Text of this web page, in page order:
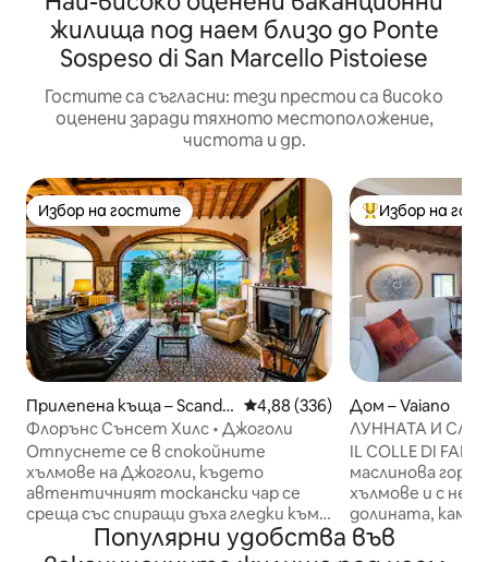
жилища под наем близо до Ponte
Sospeso di San Marcello Pistoiese
Гостите са съгласни: тези престои са високо
оценени заради тяхното местоположение,
чистота и др.
Избор на гостите
Избор на гостите
Прилепена къща – Scandic
ci
Средна оценка: 4,88 от 5,
4,88 (336)
Флорънс Сънсет Хилс • Джоголи
Отпуснете се в спокойните
хълмове на Джоголи, където
автентичният тоскански чар се
среща със спиращи дъха гледки към
Флоренция. Само на 15 минути от
центъра на града и провинцията
Най-популярен
Избор на
Дом – Vaiano
ЛУННАТА И
Флоренция
IL COLLE DI
маслинова
хълмове и с
долината,
забележително
няколко
Популярни удобства във